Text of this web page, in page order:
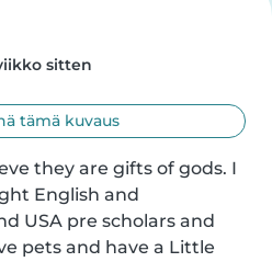
sitten
tämä kuvaus
they are gifts of gods. I
English and
USA pre scholars and
pets and have a Little